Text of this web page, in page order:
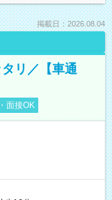
掲載日：2026.08.04
リ／【車通
面接OK